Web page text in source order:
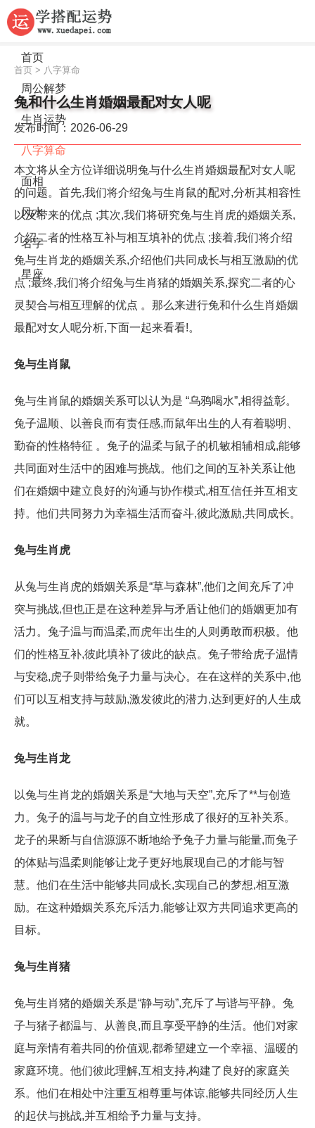
首页
周公解梦
生肖运势
八字算命
面相
风水
名字
星座
首页 > 八字算命
兔和什么生肖婚姻最配对女人呢
发布时间：2026-06-29
本文将从全方位详细说明兔与什么生肖婚姻最配对女人呢
的问题。首先,我们将介绍兔与生肖鼠的配对,分析其相容性
以及带来的优点 ;其次,我们将研究兔与生肖虎的婚姻关系,
介绍二者的性格互补与相互填补的优点 ;接着,我们将介绍
兔与生肖龙的婚姻关系,介绍他们共同成长与相互激励的优
点 ;最终,我们将介绍兔与生肖猪的婚姻关系,探究二者的心
灵契合与相互理解的优点 。那么来进行兔和什么生肖婚姻
最配对女人呢分析,下面一起来看看!。
兔与生肖鼠
兔与生肖鼠的婚姻关系可以认为是 “乌鸦喝水”,相得益彰。
兔子温顺、以善良而有责任感,而鼠年出生的人有着聪明、
勤奋的性格特征 。兔子的温柔与鼠子的机敏相辅相成,能够
共同面对生活中的困难与挑战。他们之间的互补关系让他
们在婚姻中建立良好的沟通与协作模式,相互信任并互相支
持。他们共同努力为幸福生活而奋斗,彼此激励,共同成长。
兔与生肖虎
从兔与生肖虎的婚姻关系是“草与森林”,他们之间充斥了冲
突与挑战,但也正是在这种差异与矛盾让他们的婚姻更加有
活力。兔子温与而温柔,而虎年出生的人则勇敢而积极。他
们的性格互补,彼此填补了彼此的缺点。兔子带给虎子温情
与安稳,虎子则带给兔子力量与决心。在在这样的关系中,他
们可以互相支持与鼓励,激发彼此的潜力,达到更好的人生成
就。
兔与生肖龙
以兔与生肖龙的婚姻关系是“大地与天空”,充斥了**与创造
力。兔子的温与与龙子的自立性形成了很好的互补关系。
龙子的果断与自信源源不断地给予兔子力量与能量,而兔子
的体贴与温柔则能够让龙子更好地展现自己的才能与智
慧。他们在生活中能够共同成长,实现自己的梦想,相互激
励。在这种婚姻关系充斥活力,能够让双方共同追求更高的
目标。
兔与生肖猪
兔与生肖猪的婚姻关系是“静与动”,充斥了与谐与平静。兔
子与猪子都温与、从善良,而且享受平静的生活。他们对家
庭与亲情有着共同的价值观,都希望建立一个幸福、温暖的
家庭环境。他们彼此理解,互相支持,构建了良好的家庭关
系。他们在相处中注重互相尊重与体谅,能够共同经历人生
的起伏与挑战,并互相给予力量与支持。